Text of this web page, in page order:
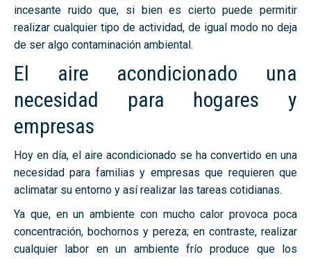
incesante ruido que, si bien es cierto puede permitir
realizar cualquier tipo de actividad, de igual modo no deja
de ser algo contaminación ambiental.
El aire acondicionado una
necesidad para hogares y
empresas
Hoy en día, el aire acondicionado se ha convertido en una
necesidad para familias y empresas que requieren que
aclimatar su entorno y así realizar las tareas cotidianas.
Ya que, en un ambiente con mucho calor provoca poca
concentración, bochornos y pereza; en contraste, realizar
cualquier labor en un ambiente frío produce que los